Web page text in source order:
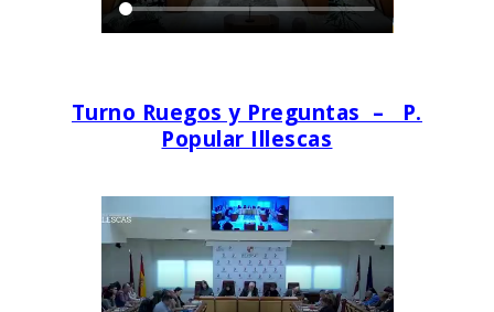
Turno Ruegos y Preguntas – P.
Popular Illescas